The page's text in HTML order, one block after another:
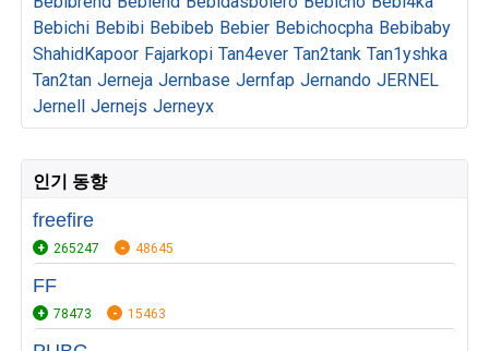
Bebichi Bebibi Bebibeb Bebier Bebichocpha Bebibaby
ShahidKapoor Fajarkopi Tan4ever Tan2tank Tan1yshka
Tan2tan Jerneja Jernbase Jernfap Jernando JERNEL
Jernell Jernejs Jerneyx
인기 동향
freefire
265247 48645
FF
78473 15463